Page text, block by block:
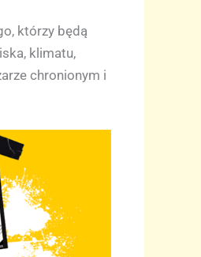
którzy będą
klimatu,
chronionym i